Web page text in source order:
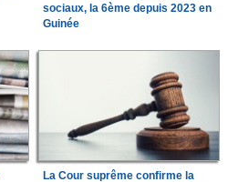
sociaux, la 6ème depuis 2023 en
Guinée
La Cour suprême confirme la